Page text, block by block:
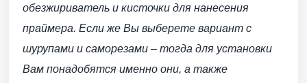
обезжириватель и кисточки для нанесения
праймера. Если же Вы выберете вариант с
шурупами и саморезами – тогда для установки
Вам понадобятся именно они, а также